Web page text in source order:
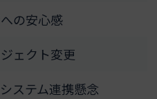
の安心感
ェクト変更
ステム連携懸念